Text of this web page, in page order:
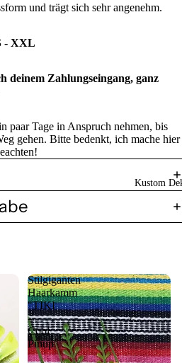
Kustom
und trägt sich sehr angenehm.
- XXL
deinem Zahlungseingang, ganz
paar Tage in Anspruch nehmen, bis
gehen. Bitte bedenkt, ich mache hier
Stilgiganten
Haarkamm
"TIKI
-
Cool
Pinup"